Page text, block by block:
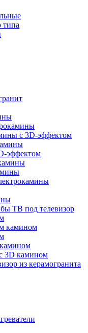
типа
с 3D-эффектом
эффектом
ТВ под телевизор
камином
3D камином
из керамогранита